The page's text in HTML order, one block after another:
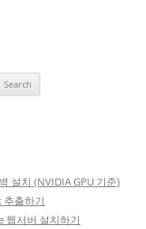
설치 (NVIDIA GPU 기준)
출하기
웹서버 설치하기